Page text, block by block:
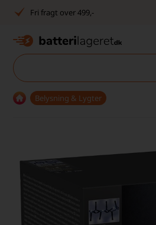
Fri fragt over 499,-
Dansk lager
Fri fragt over 499,-
30 dages returret
Belysning & Lygter